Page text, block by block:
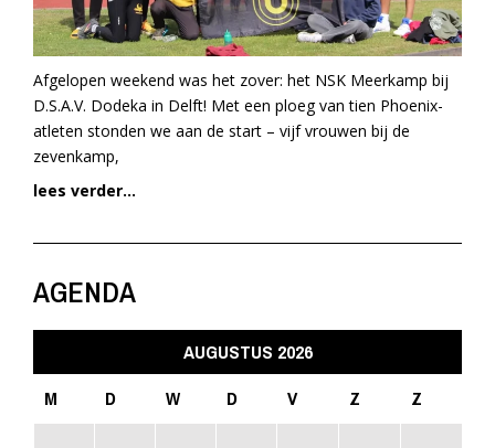
Afgelopen weekend was het zover: het NSK Meerkamp bij
D.S.A.V. Dodeka in Delft! Met een ploeg van tien Phoenix-
atleten stonden we aan de start – vijf vrouwen bij de
zevenkamp,
lees verder...
AGENDA
AUGUSTUS 2026
M
D W D V Z Z